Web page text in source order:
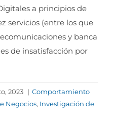
a principios de
servicios (entre los que
y banca
de insatisfacción por
2023 | Comportamiento
Negocios, Investigación de